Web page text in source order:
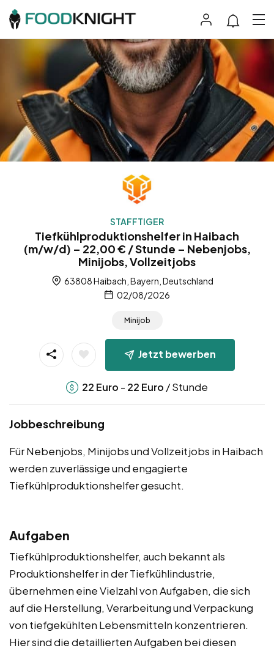
STAFFTIGER
Tiefkühlproduktionshelfer in Haibach
(m/w/d) – 22,00 € / Stunde – Nebenjobs,
Minijobs, Vollzeitjobs
63808 Haibach, Bayern, Deutschland
02/08/2026
Minijob
Jetzt bewerben
22 Euro - 22 Euro / Stunde
Jobbeschreibung
Für Nebenjobs, Minijobs und Vollzeitjobs in Haibach
werden zuverlässige und engagierte
Tiefkühlproduktionshelfer gesucht.
Aufgaben
Tiefkühlproduktionshelfer, auch bekannt als
Produktionshelfer in der Tiefkühlindustrie,
übernehmen eine Vielzahl von Aufgaben, die sich
auf die Herstellung, Verarbeitung und Verpackung
von tiefgekühlten Lebensmitteln konzentrieren.
Hier sind die detaillierten Aufgaben bei diesen